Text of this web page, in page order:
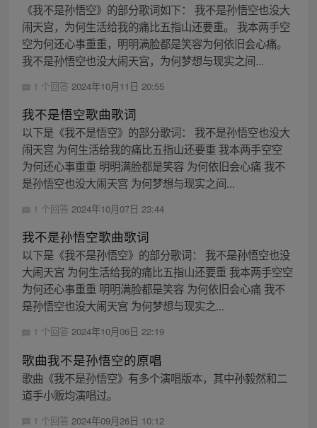
《我不是孙悟空》的部分歌词如下： 我不是孙悟空也没大
闹天宫，为何生活给我的痛比五指山还要重。 我本两手空
空为何还心事重重，明明满脸都是笑容为何依旧会心痛。
我不是孙悟空也没大闹天宫，为何梦想与现实之间...
1 个回答 2024年10月11日 20:55
我不是悟空歌曲歌词
以下是《我不是悟空》的部分歌词： 我不是孙悟空也没大
闹天宫 为何生活给我的痛比五指山还要重 我本两手空空
为何还心事重重 明明满脸都是笑容 为何依旧会心痛 我不
是孙悟空也没大闹天宫 为何梦想与现实之间...
1 个回答 2024年10月07日 23:44
我不是孙悟空歌曲歌词
以下是《我不是孙悟空》的部分歌词： 我不是孙悟空也没
大闹天宫 为何生活给我的痛比五指山还要重 我本两手空空
为何还心事重重 明明满脸都是笑容 为何依旧会心痛 我不
是孙悟空也没大闹天宫 为何梦想与现实之...
1 个回答 2024年10月06日 22:19
歌曲我不是孙悟空的原唱
歌曲《我不是孙悟空》有多个演唱版本，其中孙毅然和二
道手小贩均演唱过。
1 个回答 2024年09月26日 10:12